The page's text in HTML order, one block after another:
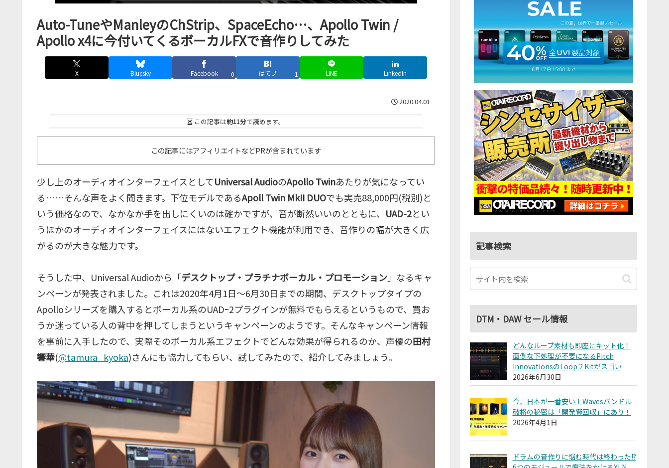
Auto-TuneやManleyのChStrip、SpaceEcho…、Apollo Twin /
Apollo x4に今付いてくるボーカルFXで音作りしてみた
X Bluesky Facebook 0 はてブ 1 LINE LinkedIn
2020.04.01
この記事は約11分で読めます。
この記事にはアフィリエイトなどPRが含まれています
少し上のオーディオインターフェイスとしてUniversal AudioのApollo Twinあたりが気になってい
る……そんな声をよく聞きます。下位モデルであるApoll Twin MkII DUOでも実売88,000円(税別)と
いう価格なので、なかなか手を出しにくいのは確かですが、音が断然いいのとともに、 UAD-2とい
うほかのオーディオインターフェイスにはないエフェクト機能が利用でき、音作りの幅が大きく広
がるのが大きな魅力です。
そうした中、Universal Audioから「デスクトップ・プラチナボーカル・プロモーション」なるキャ
ンペーンが発表されました。これは2020年4月1日～6月30日までの期間、デスクトップタイプの
Apolloシリーズを購入するとボーカル系のUADｰ2プラグインが無料でもらえるというもので、買お
うか迷っている人の背中を押してしまうというキャンペーンのようです。そんなキャンペーン情報
を事前に入手したので、実際そのボーカル系エフェクトでどんな効果が得られるのか、声優の田村
響華(@tamura_kyoka)さんにも協力してもらい、試してみたので、紹介してみましょう。
記事検索
DTM・DAW セール情報
どんなループ素材も即座にキット化！
面倒な下処理が不要になるPitch
InnovationsのLoop 2 Kitがスゴい
2026年6月30日
今、日本が一番安い！Wavesバンドル
破格の秘密は「開発費回収」にあり！
2026年4月1日
ドラムの音作りに悩む時代は終わった!?